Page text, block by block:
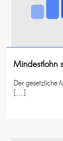
Mindestlohn
Der gesetzliche
[…]